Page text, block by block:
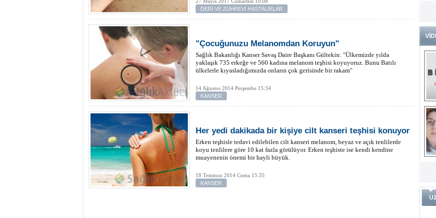
DERİ VE ZÜHREVİ HASTALIKLAR
"Çocuğunuzu Melanomdan Koruyun"
Sağlık Bakanlığı Kanser Savaş Daire Başkanı Gültekin: "Ülkemizde yılda
yaklaşık 735 erkeğe ve 560 kadına melanom teşhisi koyuyoruz. Bunu Batılı
ülkelerle kıyasladığımızda onların çok gerisinde bir rakam"
14 Ağustos 2014 Perşembe 15:34
KANSER
Her yedi dakikada bir kişiye cilt kanseri teşhisi konuyor
Erken teşhisle tedavi edilebilen cilt kanseri melanom, beyaz ve açık tenlilerde
koyu tenlilere göre 10 kat fazla görülüyor. Erken teşhiste ise kendi kendine
muayenenin önemi bir hayli büyük.
18 Temmuz 2014 Cuma 15:35
KANSER